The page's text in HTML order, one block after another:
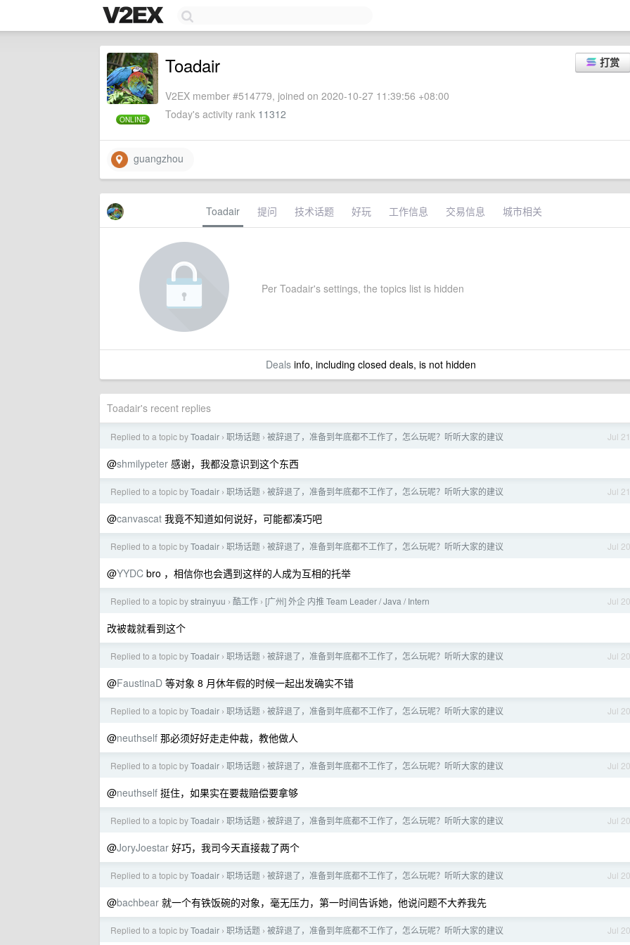
ONLINE
打赏
Toadair
V2EX member #514779, joined on 2020-10-27 11:39:56 +08:00
Today's activity rank 11312
guangzhou
Toadair 提问 技术话题 好玩 工作信息 交易信息 城市相关
Per Toadair's settings, the topics list is hidden
Dealsinfo, including closed deals, is not hidden
Toadair's recent replies
Jul 21
Replied to a topic byToadair › 职场话题 › 被辞退了，准备到年底都不工作了，怎么玩呢？听听大家的建议
@shmilypeter 感谢，我都没意识到这个东西
Jul 21
Replied to a topic byToadair › 职场话题 › 被辞退了，准备到年底都不工作了，怎么玩呢？听听大家的建议
@canvascat 我竟不知道如何说好，可能都凑巧吧
Jul 20
Replied to a topic byToadair › 职场话题 › 被辞退了，准备到年底都不工作了，怎么玩呢？听听大家的建议
@YYDC bro ，相信你也会遇到这样的人成为互相的托举
Jul 20
Replied to a topic bystrainyuu › 酷工作 › [广州] 外企 内推 Team Leader / Java / Intern
改被裁就看到这个
Jul 20
Replied to a topic byToadair › 职场话题 › 被辞退了，准备到年底都不工作了，怎么玩呢？听听大家的建议
@FaustinaD 等对象 8 月休年假的时候一起出发确实不错
Jul 20
Replied to a topic byToadair › 职场话题 › 被辞退了，准备到年底都不工作了，怎么玩呢？听听大家的建议
@neuthself 那必须好好走走仲裁，教他做人
Jul 20
Replied to a topic byToadair › 职场话题 › 被辞退了，准备到年底都不工作了，怎么玩呢？听听大家的建议
@neuthself 挺住，如果实在要裁赔偿要拿够
Jul 20
Replied to a topic byToadair › 职场话题 › 被辞退了，准备到年底都不工作了，怎么玩呢？听听大家的建议
@JoryJoestar 好巧，我司今天直接裁了两个
Jul 20
Replied to a topic byToadair › 职场话题 › 被辞退了，准备到年底都不工作了，怎么玩呢？听听大家的建议
@bachbear 就一个有铁饭碗的对象，毫无压力，第一时间告诉她，他说问题不大养我先
Jul 20
Replied to a topic byToadair › 职场话题 › 被辞退了，准备到年底都不工作了，怎么玩呢？听听大家的建议